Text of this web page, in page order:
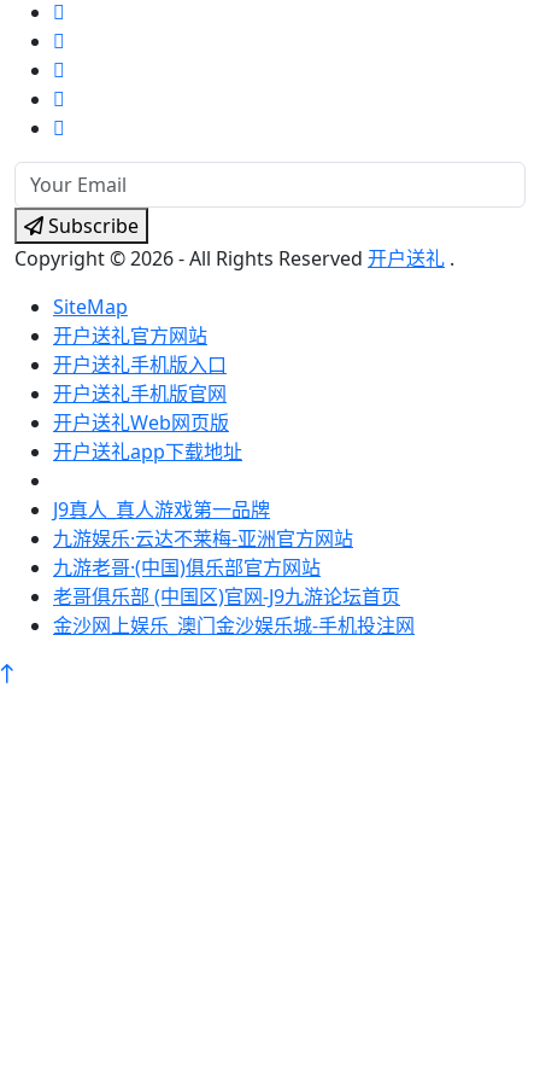
Subscribe
Copyright © 2026 - All Rights Reserved 开户送礼 .
SiteMap
开户送礼官方网站
开户送礼手机版入口
开户送礼手机版官网
开户送礼Web网页版
开户送礼app下载地址
J9真人_真人游戏第一品牌
九游娱乐·云达不莱梅-亚洲官方网站
九游老哥·(中国)俱乐部官方网站
老哥俱乐部 (中国区)官网-J9九游论坛首页
金沙网上娱乐_澳门金沙娱乐城-手机投注网